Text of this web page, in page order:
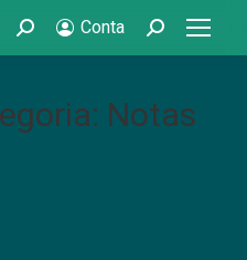
Search: Conta Search:
Notas